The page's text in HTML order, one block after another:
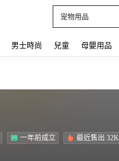
宠物用品
男士時尚 兒童 母嬰用品
一年前成立 最近售出 32K